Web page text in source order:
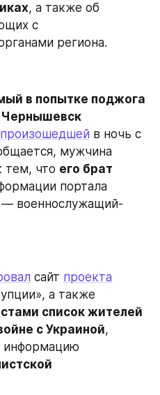
, а также об
с
региона.
в попытке поджога
Чернышевск
произошедшей в ночь с
мужчина
тем, что его брат
портала
— военнослужащий-
сайт проекта
список жителей
с Украиной,